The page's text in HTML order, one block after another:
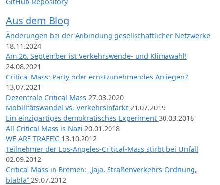
Aus dem Blog
Änderungen bei der Anbindung gesellschaftlicher Netzwerke
18.11.2024
Am 26. September ist Verkehrswende- und Klimawahl!
24.08.2021
Critical Mass: Party oder ernstzunehmendes Anliegen?
13.07.2021
Dezentrale Critical Mass 27.03.2020
Mobilitätswandel vs. Verkehrsinfarkt 21.07.2019
Ein einzigartiges demokratisches Experiment 30.03.2018
All Critical Mass is Nazi 20.01.2018
WE ARE TRAFFIC 13.10.2012
Teilnehmer der Los-Angeles-Critical-Mass stirbt bei Unfall
02.09.2012
Critical Mass in Bremen: „Jaja, Straßenverkehrs-Ordnung,
blabla“ 29.07.2012